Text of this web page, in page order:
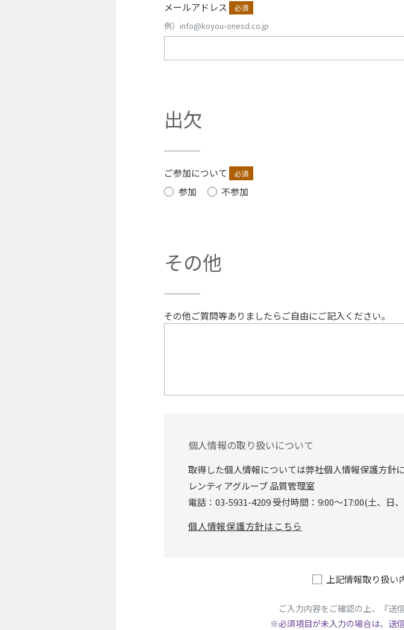
メールアドレス 必須
例）info@koyou-onesd.co.jp
出欠
ご参加について 必須
参加 不参加
その他
その他ご質問等ありましたらご自由にご記⼊ください。
個⼈情報の取り扱いについて
取得した個⼈情報については弊社個⼈情報保護⽅針
レンティアグループ 品質管理室
電話：03-5931-4209 受付時間：9:00〜17:00(⼟、⽇
個⼈情報保護⽅針はこちら
上記情報取り扱い
ご⼊⼒内容をご確認の上、『送
※必須項⽬が未⼊⼒の場合は、送